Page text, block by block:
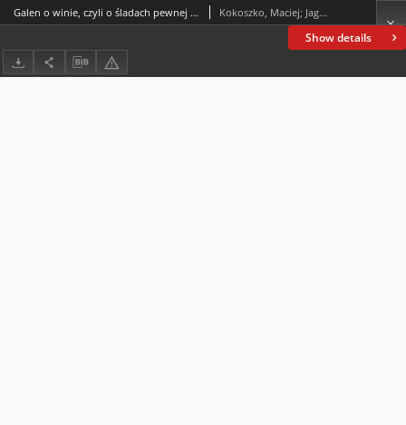
Show details
Galen o winie, czyli o śladach pewnej preferencji Kokoszko, Maciej; Jagusiak, Krzysztof